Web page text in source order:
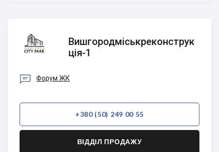
Вишгородміськреконструкція-1
Вишгородміськреконструк
ція-1
 Форум ЖК
+380 (50) 249 00 55
ВІДДІЛ ПРОДАЖУ